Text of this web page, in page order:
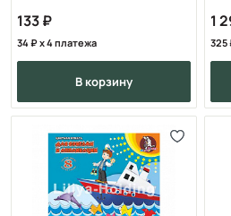
133
34 x 4 платежа
в корзину
1
325